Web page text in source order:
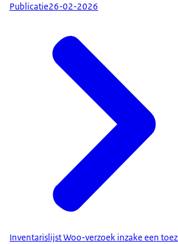
Publicatie26-02-2026
Inventarislijst Woo-verzoek inzake een